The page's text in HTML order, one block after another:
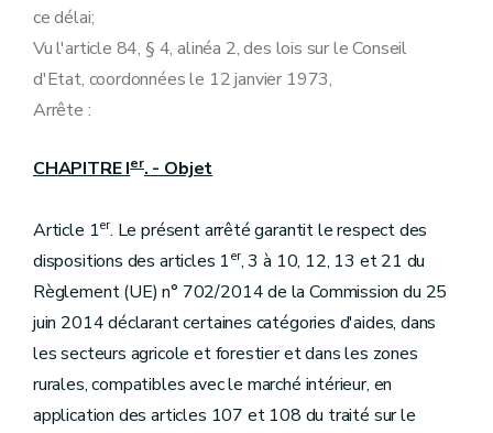
ce délai;
Vu l'article 84, § 4, alinéa 2, des lois sur le Conseil
d'Etat, coordonnées le 12 janvier 1973,
Arrête :
CHAPITRE Ier. - Objet
Article 1er. Le présent arrêté garantit le respect des
dispositions des articles 1er, 3 à 10, 12, 13 et 21 du
Règlement (UE) n° 702/2014 de la Commission du 25
juin 2014 déclarant certaines catégories d'aides, dans
les secteurs agricole et forestier et dans les zones
rurales, compatibles avec le marché intérieur, en
application des articles 107 et 108 du traité sur le